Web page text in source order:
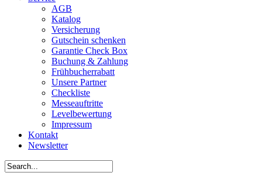
AGB
Katalog
Versicherung
Gutschein schenken
Garantie Check Box
Buchung & Zahlung
Frühbucherrabatt
Unsere Partner
Checkliste
Messeauftritte
Levelbewertung
Impressum
Kontakt
Newsletter